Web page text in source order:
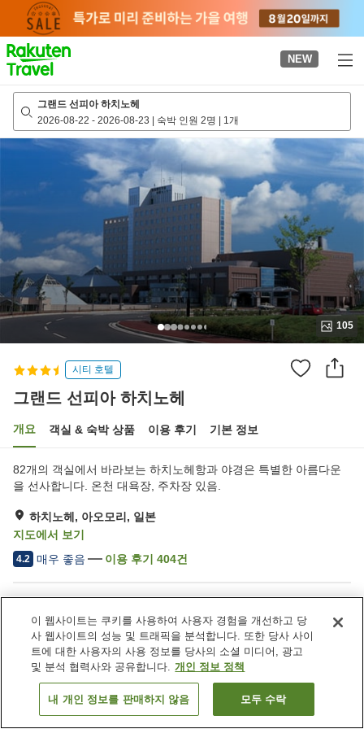
page
NEW
그랜드 선피아 하치노헤
2026-08-22 - 2026-08-23 | 숙박 인원 2명 | 1개
105
시티 호텔
그랜드 선피아 하치노헤
개요 객실 & 숙박 상품 이용 후기 기본 정보
82개의 객실에서 바라보는 하치노헤항과 야경은 특별한 아름다운
을 선사합니다. 온천 대욕장, 주차장 있음.
하치노헤, 아오모리, 일본
지도에서 보기
4.2 매우 좋음 이용 후기 404건
주차장
사우나
레스토랑
카페
객실 보기
이 웹사이트는 쿠키를 사용하여 사용자 경험을 개선하고 당
사 웹사이트의 성능 및 트래픽을 분석합니다. 또한 당사 사이
트에 대한 사용자의 사용 정보를 당사의 소셜 미디어, 광고
및 분석 협력사와 공유합니다. 개인 정보 정책
내 개인 정보를 판매하지 않음 모두 수락